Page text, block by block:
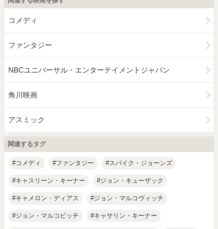
コメディ
ファンタジー
NBCユニバーサル・エンターテイメントジャパン
角川映画
アスミック
関連するタグ
コメディ ファンタジー スパイク・ジョーンズ
キャスリーン・キーナー ジョン・キューザック
キャメロン・ディアス ジョン・マルコヴィッチ
ジョン・マルコビッチ キャサリン・キーナー